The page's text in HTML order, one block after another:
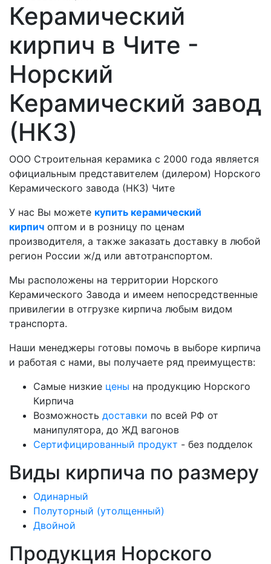
Керамический
кирпич в Чите -
Норский
Керамический завод
(НКЗ)
ООО Строительная керамика с 2000 года является
официальным представителем (дилером) Норского
Керамического завода (НКЗ) Чите
У нас Вы можете купить керамический
кирпич оптом и в розницу по ценам
производителя, а также заказать доставку в любой
регион России ж/д или автотранспортом.
Мы расположены на территории Норского
Керамического Завода и имеем непосредственные
привилегии в отгрузке кирпича любым видом
транспорта.
Наши менеджеры готовы помочь в выборе кирпича
и работая с нами, вы получаете ряд преимуществ:
Самые низкие цены на продукцию Норского
Кирпича
Возможность доставки по всей РФ от
манипулятора, до ЖД вагонов
Сертифицированный продукт - без подделок
Виды кирпича по размеру
Одинарный
Полуторный (утолщенный)
Двойной
Продукция Норского